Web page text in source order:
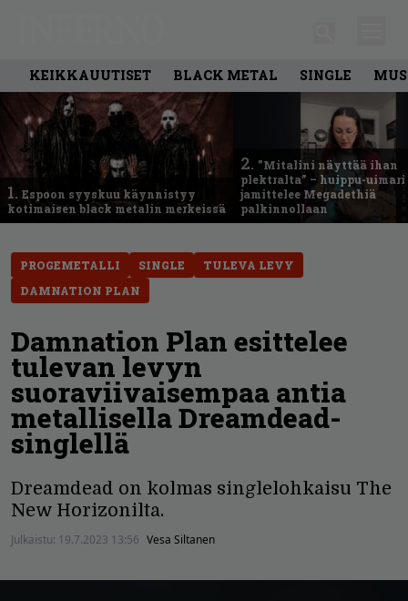
KEIKKAUUTISET BLACK METAL SINGLE
1. Espoon syyskuu käynnistyy
kotimaisen black metalin merkeissä
2. ”Mitalini näyttää ihan
plektralta” – huippu-uimari
jamittelee Megadethiä
palkinnollaan
PROGEMETALLI SINGLE
TULEVA LEVY
DAMNATION PLAN
Damnation Plan esittelee
tulevan levyn
suoraviivaisempaa antia
metallisella Dreamdead-
singlellä
Dreamdead on kolmas singlelohkaisu The
New Horizonilta.
Julkaistu: 19.7.2023 13:56 Vesa Siltanen